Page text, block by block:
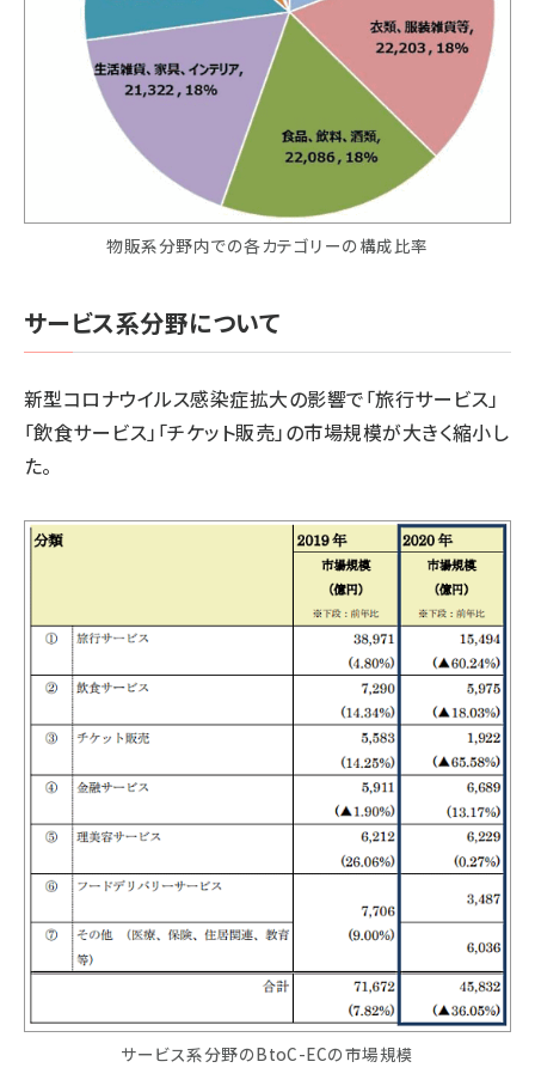
物販系分野内での各カテゴリーの構成比率
サービス系分野について
新型コロナウイルス感染症拡大の影響で「旅行サービス」
「飲食サービス」「チケット販売」の市場規模が大きく縮小し
た。
サービス系分野のBtoC-ECの市場規模